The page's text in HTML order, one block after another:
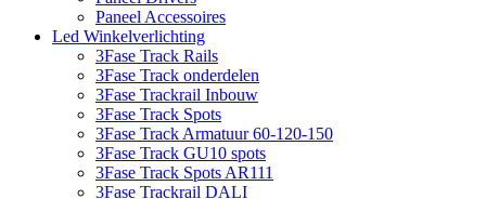
Paneel Accessoires
Led Winkelverlichting
3Fase Track Rails
3Fase Track onderdelen
3Fase Trackrail Inbouw
3Fase Track Spots
3Fase Track Armatuur 60-120-150
3Fase Track GU10 spots
3Fase Track Spots AR111
3Fase Trackrail DALI